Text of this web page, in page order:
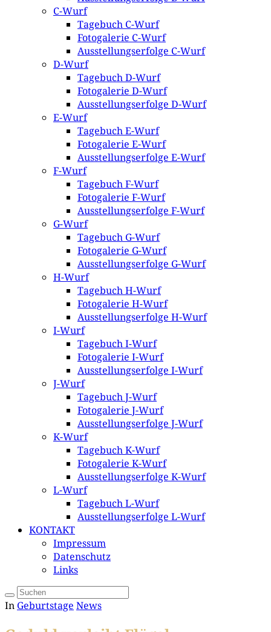
C-Wurf
Tagebuch C-Wurf
Fotogalerie C-Wurf
Ausstellungserfolge C-Wurf
D-Wurf
Tagebuch D-Wurf
Fotogalerie D-Wurf
Ausstellungserfolge D-Wurf
E-Wurf
Tagebuch E-Wurf
Fotogalerie E-Wurf
Ausstellungserfolge E-Wurf
F-Wurf
Tagebuch F-Wurf
Fotogalerie F-Wurf
Ausstellungserfolge F-Wurf
G-Wurf
Tagebuch G-Wurf
Fotogalerie G-Wurf
Ausstellungserfolge G-Wurf
H-Wurf
Tagebuch H-Wurf
Fotogalerie H-Wurf
Ausstellungserfolge H-Wurf
I-Wurf
Tagebuch I-Wurf
Fotogalerie I-Wurf
Ausstellungserfolge I-Wurf
J-Wurf
Tagebuch J-Wurf
Fotogalerie J-Wurf
Ausstellungserfolge J-Wurf
K-Wurf
Tagebuch K-Wurf
Fotogalerie K-Wurf
Ausstellungserfolge K-Wurf
L-Wurf
Tagebuch L-Wurf
Ausstellungserfolge L-Wurf
KONTAKT
Impressum
Datenschutz
Links
In Geburtstage News